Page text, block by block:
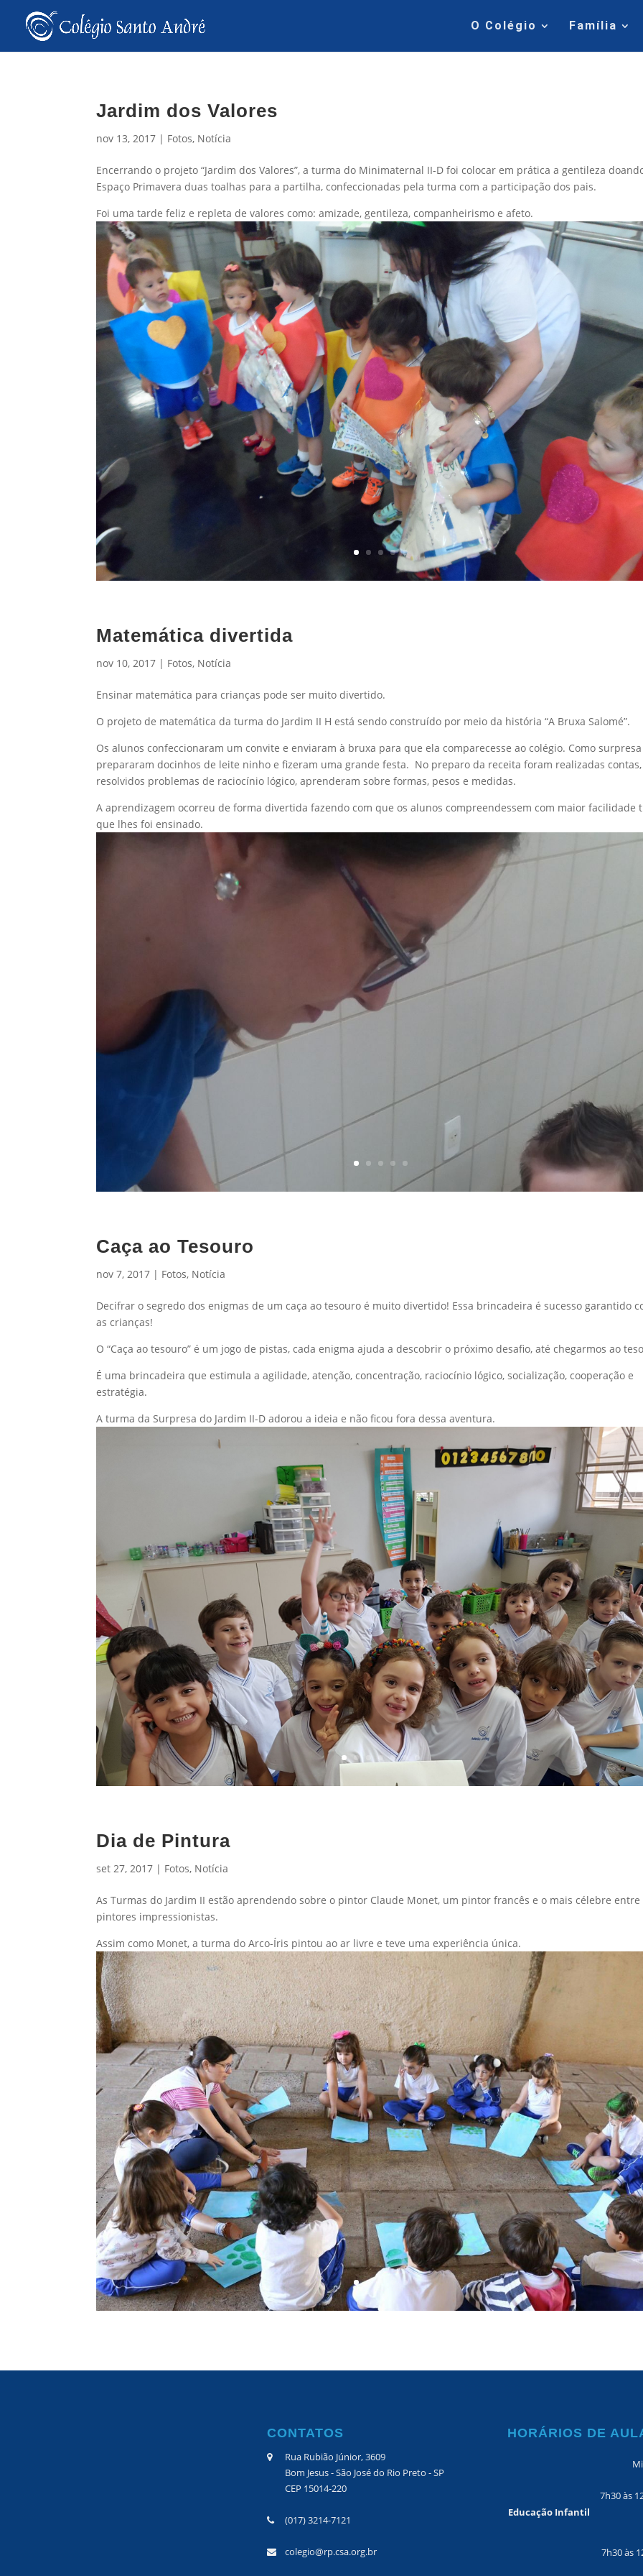
O Colégio Família
Jardim dos Valores
nov 13, 2017 | Fotos, Notícia
Encerrando o projeto “Jardim dos Valores”, a turma do Minimaternal II-D foi colocar em prática a gentileza
Espaço Primavera duas toalhas para a partilha, confeccionadas pela turma com a participação dos pais.
Foi uma tarde feliz e repleta de valores como: amizade, gentileza, companheirismo e afeto.
Matemática divertida
nov 10, 2017 | Fotos, Notícia
Ensinar matemática para crianças pode ser muito divertido.
O projeto de matemática da turma do Jardim II H está sendo construído por meio da história “A Bruxa Salomé”.
Os alunos confeccionaram um convite e enviaram à bruxa para que ela comparecesse ao colégio. Como surpresa
prepararam docinhos de leite ninho e fizeram uma grande festa. No preparo da receita foram realizadas contas,
resolvidos problemas de raciocínio lógico, aprenderam sobre formas, pesos e medidas.
A aprendizagem ocorreu de forma divertida fazendo com que os alunos compreendessem com maior facilidade
que lhes foi ensinado.
Caça ao Tesouro
nov 7, 2017 | Fotos, Notícia
Decifrar o segredo dos enigmas de um caça ao tesouro é muito divertido! Essa brincadeira é sucesso garantido
as crianças!
O “Caça ao tesouro” é um jogo de pistas, cada enigma ajuda a descobrir o próximo desafio, até chegarmos ao
É uma brincadeira que estimula a agilidade, atenção, concentração, raciocínio lógico, socialização, cooperação e
estratégia.
A turma da Surpresa do Jardim II-D adorou a ideia e não ficou fora dessa aventura.
Dia de Pintura
set 27, 2017 | Fotos, Notícia
As Turmas do Jardim II estão aprendendo sobre o pintor Claude Monet, um pintor francês e o mais célebre entre
pintores impressionistas.
Assim como Monet, a turma do Arco-Íris pintou ao ar livre e teve uma experiência única.
CONTATOS
Rua Rubião Júnior, 3609
Bom Jesus - São José do Rio Preto - SP
CEP 15014-220
(017) 3214-7121
colegio@rp.csa.org.br
HORÁRIOS DE
Educação Infantil
7h30 às
7h30 às